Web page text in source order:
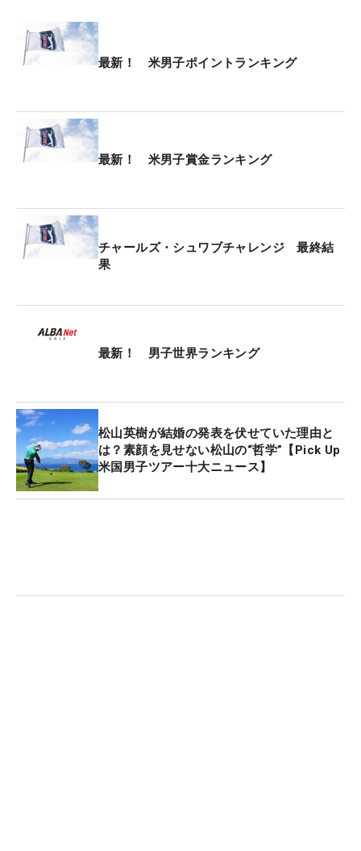
最新！ 米男子ポイントランキング
最新！ 米男子賞金ランキング
チャールズ・シュワブチャレンジ 最終結
果
最新！ 男子世界ランキング
松山英樹が結婚の発表を伏せていた理由と
は？素顔を見せない松山の“哲学”【Pick Up
米国男子ツアー十大ニュース】